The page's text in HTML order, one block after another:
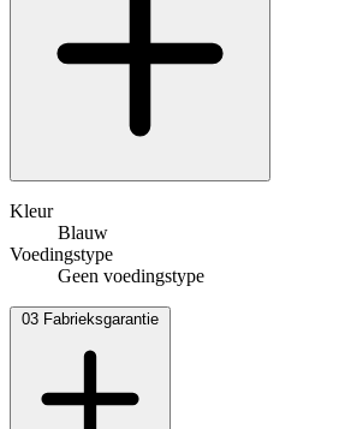
Kleur
Blauw
Voedingstype
Geen voedingstype
03 Fabrieksgarantie